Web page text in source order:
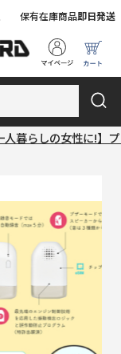
保有在庫商品即日発送
人暮らしの女性に!】